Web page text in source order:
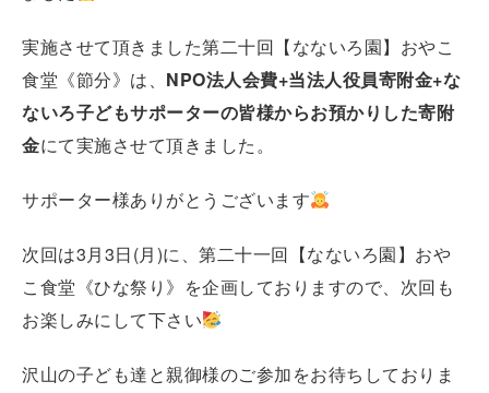
実施させて頂きました第二十回【なないろ園】おやこ
食堂《節分》は、 NPO法人会費+当法人役員寄附金+な
ないろ子どもサポーターの皆様からお預かりした寄附
金にて実施させて頂きました。
サポーター様ありがとうございます
次回は3月3日(月)に、第二十一回【なないろ園】おや
こ食堂《ひな祭り》を企画しておりますので、次回も
お楽しみにして下さい
沢山の子ども達と親御様のご参加をお待ちしておりま